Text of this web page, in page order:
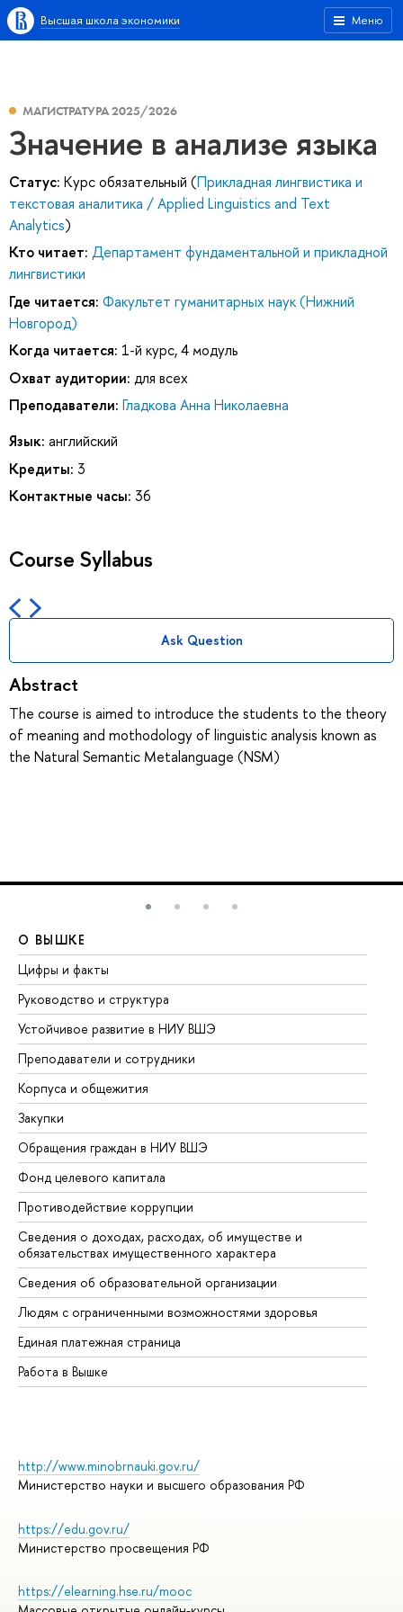
Меню
Высшая школа экономики
МАГИСТРАТУРА 2025/2026
Значение в анализе языка
Статус: Курс обязательный (Прикладная лингвистика и
текстовая аналитика / Applied Linguistics and Text
Analytics)
Кто читает: Департамент фундаментальной и прикладной
лингвистики
Где читается: Факультет гуманитарных наук (Нижний
Новгород)
Когда читается: 1-й курс, 4 модуль
Охват аудитории: для всех
Преподаватели: Гладкова Анна Николаевна
Язык: английский
Кредиты: 3
Контактные часы: 36
Course Syllabus
Ask Question
Abstract
The course is aimed to introduce the students to the theory
of meaning and mothodology of linguistic analysis known as
the Natural Semantic Metalanguage (NSM)
О ВЫШКЕ
Цифры и факты
Руководство и структура
Устойчивое развитие в НИУ ВШЭ
Преподаватели и сотрудники
Корпуса и общежития
Закупки
Обращения граждан в НИУ ВШЭ
Фонд целевого капитала
Противодействие коррупции
Сведения о доходах, расходах, об имуществе и
обязательствах имущественного характера
Сведения об образовательной организации
Людям с ограниченными возможностями здоровья
Единая платежная страница
Работа в Вышке
http://www.minobrnauki.gov.ru/
Министерство науки и высшего образования РФ
https://edu.gov.ru/
Министерство просвещения РФ
https://elearning.hse.ru/mooc